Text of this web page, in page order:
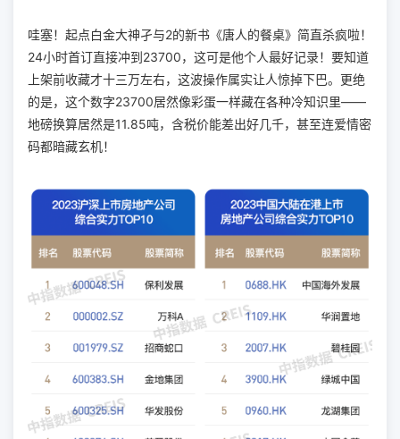
哇塞！起点白金大神孑与2的新书《唐人的餐桌》简直杀疯啦！
24小时首订直接冲到23700，这可是他个人最好记录！要知道
上架前收藏才十三万左右，这波操作属实让人惊掉下巴。更绝
的是，这个数字23700居然像彩蛋一样藏在各种冷知识里——
地磅换算居然是11.85吨，含税价能差出好几千，甚至连爱情密
码都暗藏玄机！